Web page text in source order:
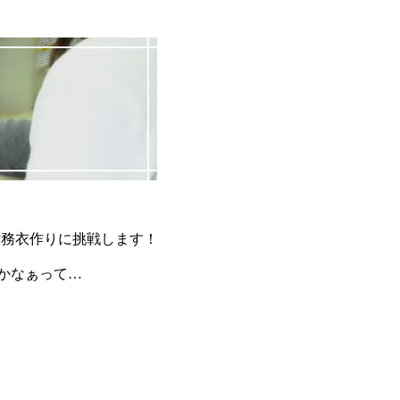
衣作りに挑戦します！
なぁって…